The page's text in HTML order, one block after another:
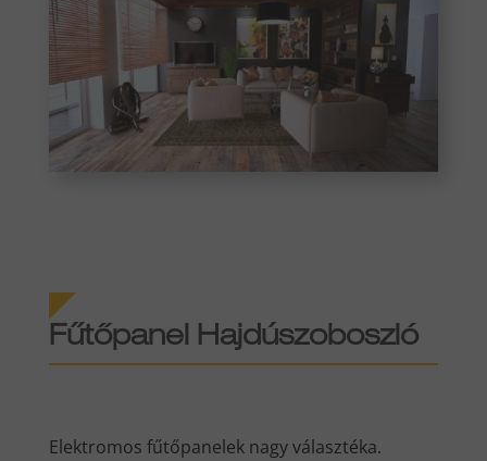
Fűtőpanel Hajdúszoboszló
Elektromos fűtőpanelek nagy választéka.